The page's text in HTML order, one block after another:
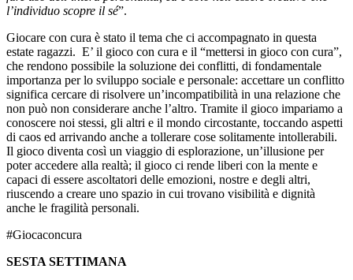
l’individuo scopre il sé”.
Giocare con cura è stato il tema che ci accompagnato in questa
estate ragazzi. E’ il gioco con cura e il “mettersi in gioco con cura”,
che rendono possibile la soluzione dei conflitti, di fondamentale
importanza per lo sviluppo sociale e personale: accettare un conflitto
significa cercare di risolvere un’incompatibilità in una relazione che
non può non considerare anche l’altro. Tramite il gioco impariamo a
conoscere noi stessi, gli altri e il mondo circostante, toccando aspetti
di caos ed arrivando anche a tollerare cose solitamente intollerabili.
Il gioco diventa così un viaggio di esplorazione, un’illusione per
poter accedere alla realtà; il gioco ci rende liberi con la mente e
capaci di essere ascoltatori delle emozioni, nostre e degli altri,
riuscendo a creare uno spazio in cui trovano visibilità e dignità
anche le fragilità personali.
#Giocaconcura
SESTA SETTIMANA